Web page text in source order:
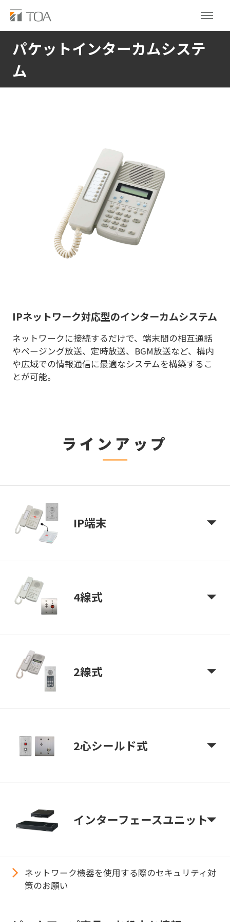
パケットインターカムシステ
ム
IPネットワーク対応型のインターカムシステム
ネットワークに接続するだけで、端末間の相互通話
やページング放送、定時放送、BGM放送など、構内
や広域での情報通信に最適なシステムを構築するこ
とが可能。
ラインアップ
IP端末
4線式
2線式
2心シールド式
インターフェースユニット
ネットワーク機器を使用する際のセキュリティ対
策のお願い